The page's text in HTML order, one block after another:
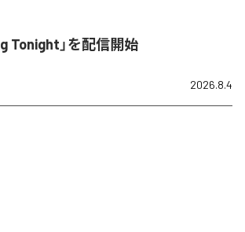
Tonight」を配信開始
2026.8.4